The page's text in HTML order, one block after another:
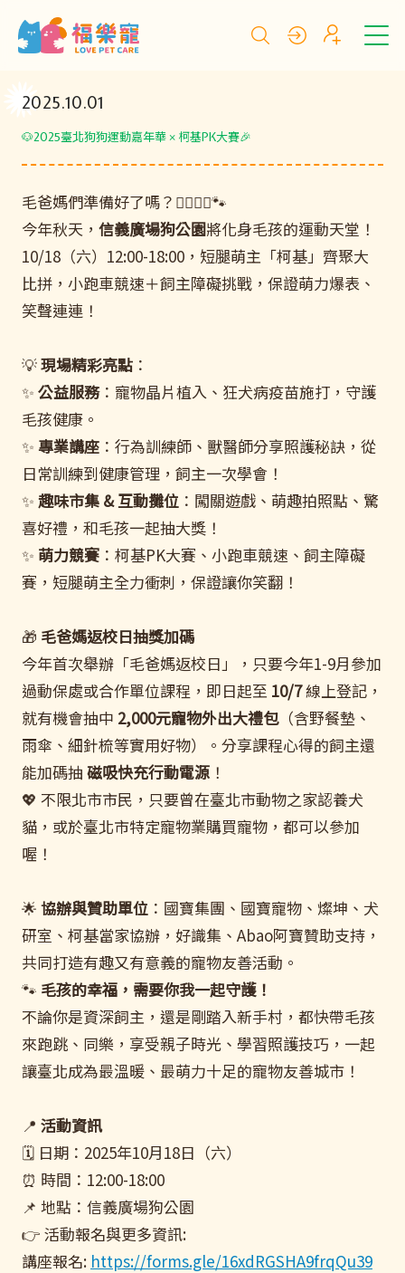
2025.10.01
🐶2025臺北狗狗運動嘉年華 × 柯基PK大賽🎉
毛爸媽們準備好了嗎？🏃‍♂️🏃‍♀️🐾
今年秋天， 信義廣場狗公園將化身毛孩的運動天堂！
10/18（六）12:00-18:00，短腿萌主「柯基」齊聚大
比拼，小跑車競速＋飼主障礙挑戰，保證萌力爆表、
笑聲連連！
💡現場精彩亮點 ：
✨ 公益服務：寵物晶片植入、狂犬病疫苗施打，守護
毛孩健康。
✨ 專業講座 ：行為訓練師、獸醫師分享照護秘訣，從
日常訓練到健康管理，飼主一次學會！
✨ 趣味市集 & 互動攤位 ：闖關遊戲、萌趣拍照點、驚
喜好禮，和毛孩一起抽大獎！
✨ 萌力競賽 ：柯基PK大賽、小跑車競速、飼主障礙
賽，短腿萌主全力衝刺，保證讓你笑翻！
🎁 毛爸媽返校日抽獎加碼
今年首次舉辦「毛爸媽返校日」，只要今年1-9月參加
過動保處或合作單位課程，即日起至 10/7線上登記，
就有機會抽中 2,000元寵物外出大禮包（含野餐墊、
雨傘、細針梳等實用好物）。分享課程心得的飼主還
能加碼抽 磁吸快充行動電源 ！
💖 不限北市市民，只要曾在臺北市動物之家認養犬
貓，或於臺北市特定寵物業購買寵物，都可以參加
喔！
🌟 協辦與贊助單位 ：國寶集團、國寶寵物、燦坤、犬
研室、柯基當家協辦，好識集、Abao阿寶贊助支持，
共同打造有趣又有意義的寵物友善活動。
🐾 毛孩的幸福，需要你我一起守護！
不論你是資深飼主，還是剛踏入新手村，都快帶毛孩
來跑跳、同樂，享受親子時光、學習照護技巧，一起
讓臺北成為最溫暖、最萌力十足的寵物友善城市！
📍 活動資訊
🗓 日期：2025年10月18日（六）
⏰ 時間：12:00-18:00
📌 地點：信義廣場狗公園
👉 活動報名與更多資訊:
講座報名: https://forms.gle/16xdRGSHA9frqQu39